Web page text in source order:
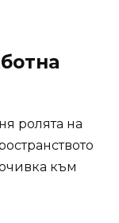
ролята на
към